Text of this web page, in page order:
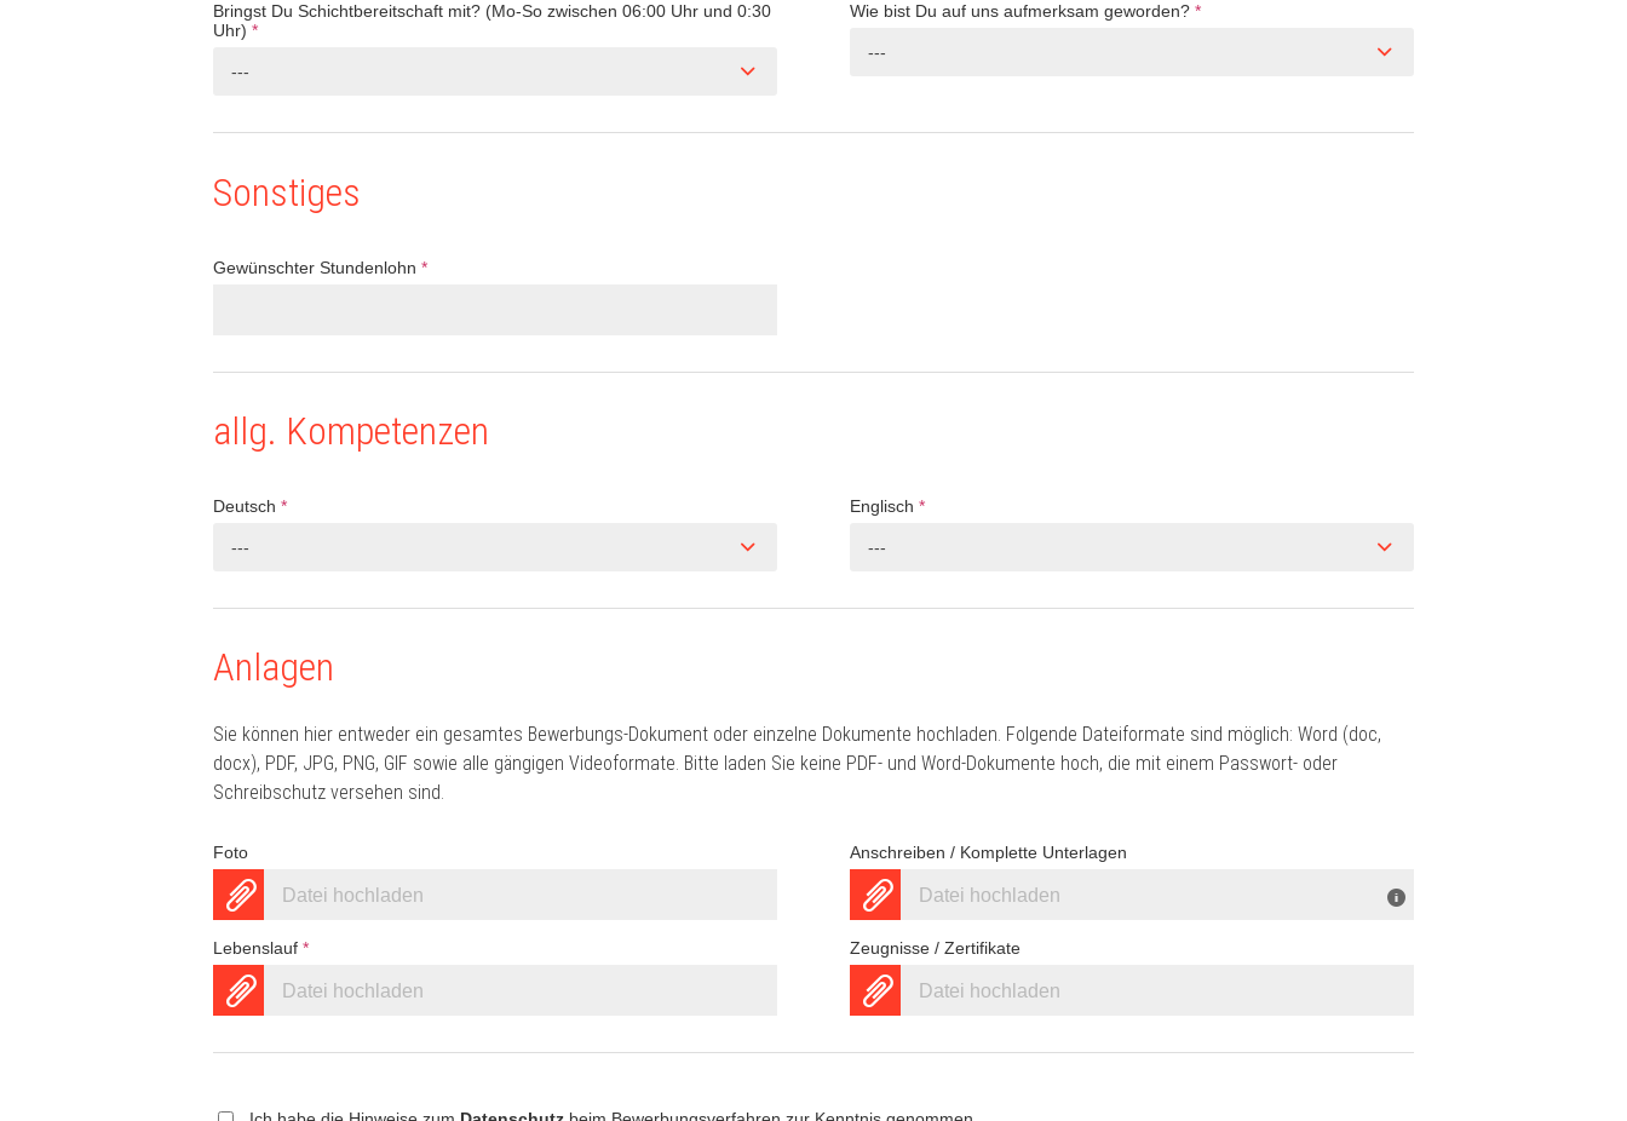
Bringst Du Schichtbereitschaft mit? (Mo-So zwischen 06:00 Uhr und 0:30
Uhr) *
---
Wie bist Du auf uns aufmerksam geworden? *
---
Sonstiges
Gewünschter Stundenlohn *
allg. Kompetenzen
Deutsch *
---
Englisch *
---
Anlagen
Sie können hier entweder ein gesamtes Bewerbungs-Dokument oder einzelne Dokumente hochladen. Folgende Dateiformate sind möglich: Word (doc,
docx), PDF, JPG, PNG, GIF sowie alle gängigen Videoformate. Bitte laden Sie keine PDF- und Word-Dokumente hoch, die mit einem Passwort- oder
Schreibschutz versehen sind.
Foto
Datei hochladen
Anschreiben / Komplette Unterlagen
Datei hochladen
Lebenslauf *
Datei hochladen
Zeugnisse / Zertifikate
Datei hochladen